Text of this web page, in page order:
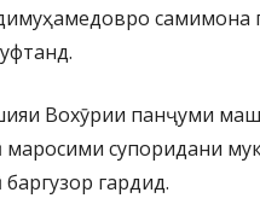
самимона
Вохӯрии панҷуми
супоридани
гардид.